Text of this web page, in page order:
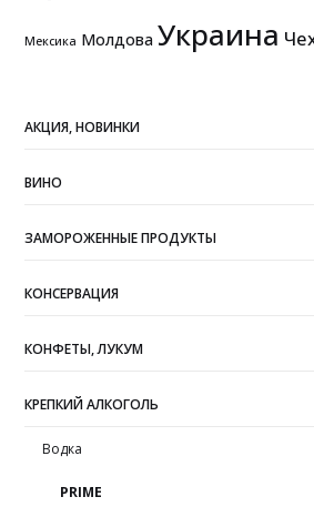
Мексика Молдова Украина
АКЦИЯ, НОВИНКИ
ВИНО
ЗАМОРОЖЕННЫЕ ПРОДУКТЫ
КОНСЕРВАЦИЯ
КОНФЕТЫ, ЛУКУМ
КРЕПКИЙ АЛКОГОЛЬ
Водка
PRIME